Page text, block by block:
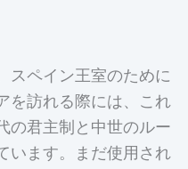
スペイン王室のために
を訪れる際には、これ
の君主制と中世のルー
います。まだ使用され